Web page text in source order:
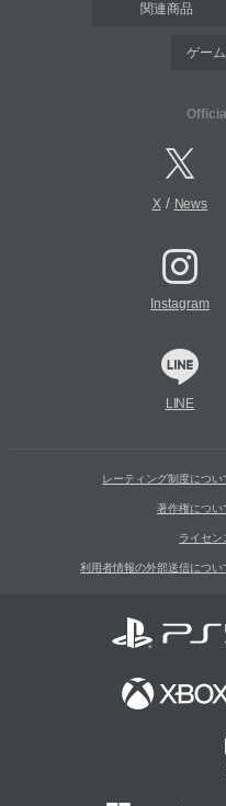
関連商品
ゲー
X/ News
Instagram
LINE
レーティング制度につい
著作権につい
ライセン
利用者情報の外部送信につい